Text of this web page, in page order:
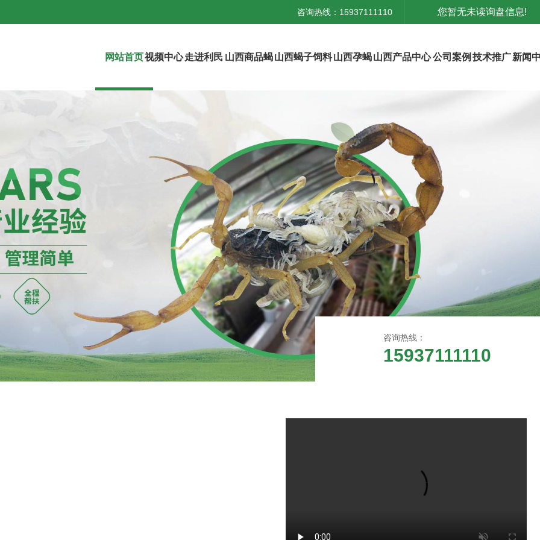
咨询热线：15937111110 您暂无未读询盘信息!
网站首页视频中心走进利民 山西商品蝎山西蝎子饲料山西孕蝎山西产品中心公司案例 技术推广新闻
咨询热线：
15937111110